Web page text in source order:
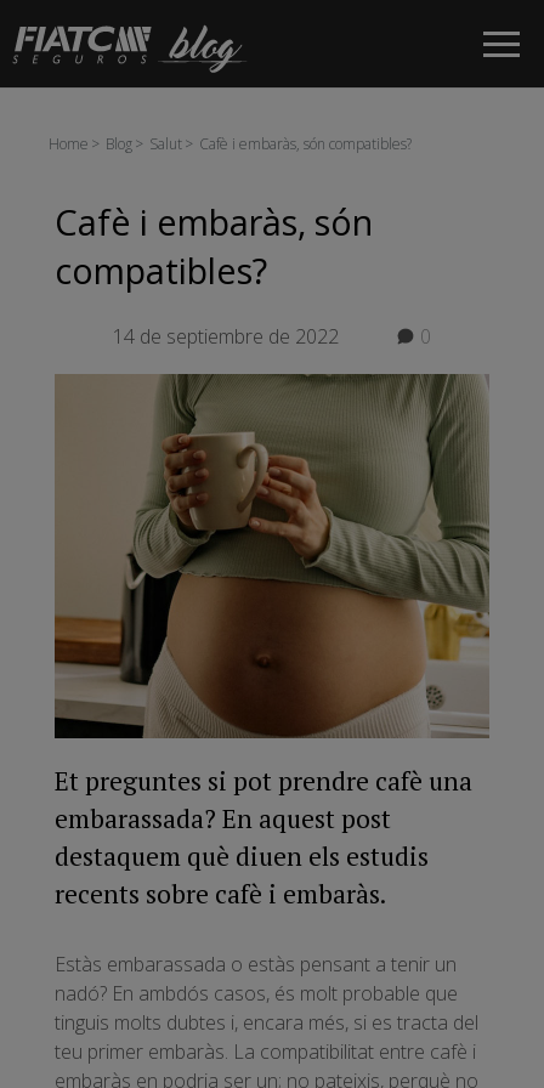
Salta al contingut principal
Home Blog Salut Cafè i embaràs, són compatibles?
Cafè i embaràs, són
compatibles?
14 de septiembre de 2022 0
Et preguntes si pot prendre cafè una
embarassada? En aquest post
destaquem què diuen els estudis
recents sobre cafè i embaràs.
Estàs embarassada o estàs pensant a tenir un
nadó? En ambdós casos, és molt probable que
tinguis molts dubtes i, encara més, si es tracta del
teu primer embaràs. La compatibilitat entre cafè i
embaràs en podria ser un; no pateixis, perquè no